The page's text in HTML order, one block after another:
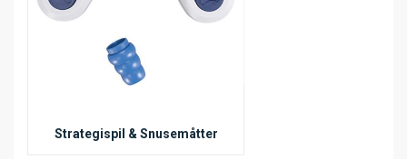
Strategispil & Snusemåtter